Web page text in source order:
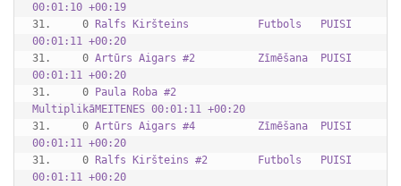
00:01:10 +00:19
31.     0 Ralfs Kiršteins           Futbols   PUISI
00:01:11 +00:20
31.     0 Artūrs Aigars #2          Zīmēšana  PUISI
00:01:11 +00:20
31.     0 Paula Roba #2
MultiplikāMEITENES 00:01:11 +00:20
31.     0 Artūrs Aigars #4          Zīmēšana  PUISI
00:01:11 +00:20
31.     0 Ralfs Kiršteins #2        Futbols   PUISI
00:01:11 +00:20